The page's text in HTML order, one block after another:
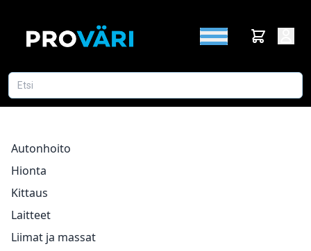
Autonhoito
Hionta
Kittaus
Laitteet
Liimat ja massat